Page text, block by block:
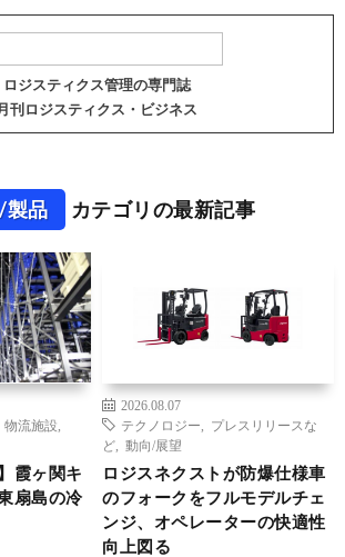
ロジスティクス管理の専門誌
刊ロジスティクス・ビジネス
製品 カテゴリの最新記事
物流施設
霞ヶ関キ
扇島の冷
2026.08.07
テクノロジー
プレスリリースな
ど
動向/展望
ロジスネクストが防爆仕様車
のフォークをフルモデルチェ
ンジ、オペレーターの快適性
向上図る